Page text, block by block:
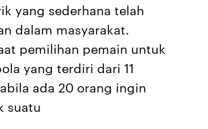
yang sederhana telah
dalam masyarakat.
pemilihan pemain untuk
yang terdiri dari 11
ada 20 orang ingin
suatu